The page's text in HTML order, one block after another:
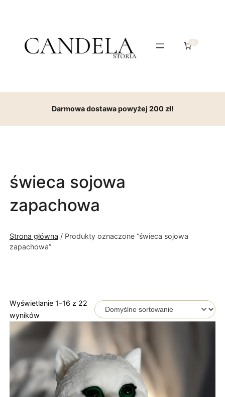
0
Darmowa dostawa powyżej 200 zł!
świeca sojowa
zapachowa
Strona główna / Produkty oznaczone “świeca sojowa
zapachowa”
Wyświetlanie 1–16 z 22
wyników